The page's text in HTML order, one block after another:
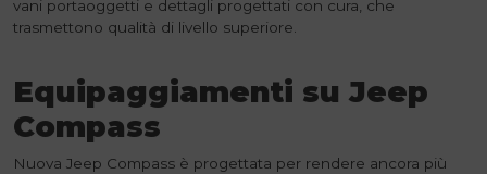
vani portaoggetti e dettagli progettati con cura, che
trasmettono qualità di livello superiore.
Equipaggiamenti su Jeep
Compass
Nuova Jeep Compass è progettata per rendere ancora più